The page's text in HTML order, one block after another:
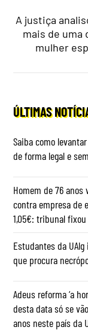
A justiça
mais de uma
mulher
ÚLTIMAS
Saiba como
de forma legal e
Homem de 76
contra empresa de
1,05€: tribunal
Estudantes da
que procura
Adeus reforma ‘a
desta data só se
anos neste país da